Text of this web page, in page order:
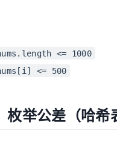
<= 1000
<= 500
枚举公差（哈希